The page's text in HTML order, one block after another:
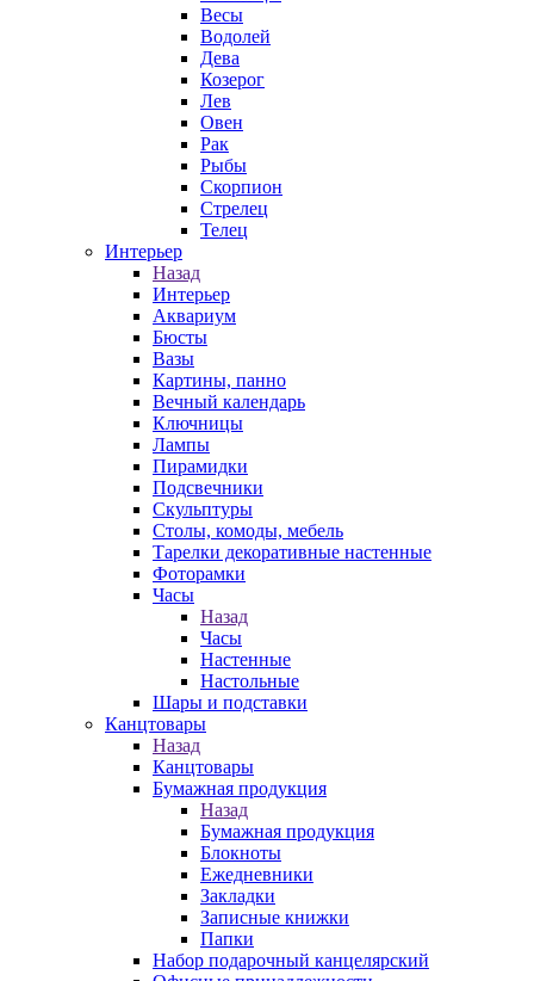
Весы
Водолей
Дева
Козерог
Лев
Овен
Рак
Рыбы
Скорпион
Стрелец
Телец
Интерьер
Назад
Интерьер
Аквариум
Бюсты
Вазы
Картины, панно
Вечный календарь
Ключницы
Лампы
Пирамидки
Подсвечники
Скульптуры
Столы, комоды, мебель
Тарелки декоративные настенные
Фоторамки
Часы
Назад
Часы
Настенные
Настольные
Шары и подставки
Канцтовары
Назад
Канцтовары
Бумажная продукция
Назад
Бумажная продукция
Блокноты
Ежедневники
Закладки
Записные книжки
Папки
Набор подарочный канцелярский